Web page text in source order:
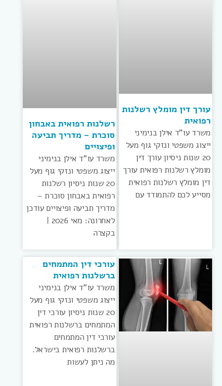
עורך דין מומלץ רשלנות
רפואית
משרד עו”ד אילן בנימיני
ייצוג משפטי ונזקי גוף מעל
20 שנות ניסיון עורך דין
מומלץ רשלנות רפואית עורך
דין מומלץ רשלנות רפואית
מסייע לכם להתמודד עם
רשלנות רפואית באבחון
סוכרת – מדריך תביעה
ופיצויים
משרד עו”ד אילן בנימיני
ייצוג משפטי ונזקי גוף מעל
20 שנות ניסיון רשלנות
רפואית באבחון סוכרת –
מדריך תביעה ופיצויים עודכן
לאחרונה: מאי 2026 |
בקצרה
עורכי דין המתמחים
ברשלנות רפואית
משרד עו”ד אילן בנימיני
ייצוג משפטי ונזקי גוף מעל
20 שנות ניסיון עורכי דין
המתמחים ברשלנות רפואית
עורכי דין המתמחים
ברשלנות רפואית בישראל.
מה ניתן לעשות